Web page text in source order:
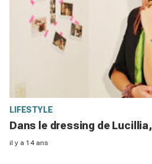
LIFESTYLE
Dans le dressing de
il y a 14 ans